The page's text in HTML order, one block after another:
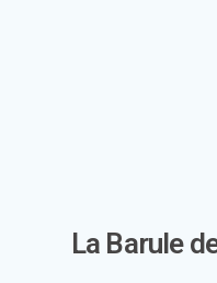
La Barule